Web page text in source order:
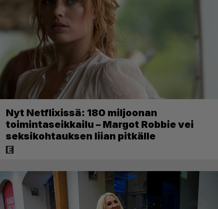
Nyt Netflixissä: 180 miljoonan
toimintaseikkailu – Margot Robbie vei
seksikohtauksen liian pitkälle